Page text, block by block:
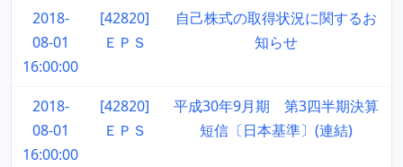
2018-
08-01
16:00:00
[42820]
ＥＰＳ
自己株式の取得状況に関するお
知らせ
2018-
08-01
16:00:00
[42820]
ＥＰＳ
平成30年9月期 第3四半期決算
短信〔日本基準〕(連結)